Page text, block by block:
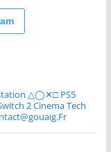
△◯✕□ PS5
2 Cinema Tech